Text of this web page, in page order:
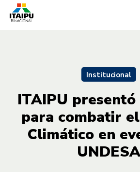
Institucional
ITAIPU presentó
para combatir
Climático en
UNDESA